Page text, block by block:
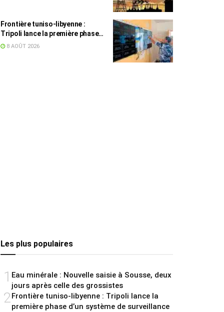
Frontière tuniso-libyenne :
Tripoli lance la première phase
d’un système de surveillance sur
8 AOÛT 2026
Les plus populaires
1 Eau minérale : Nouvelle saisie à Sousse, deux
jours après celle des grossistes
2Frontière tuniso-libyenne : Tripoli lance la
première phase d’un système de surveillance